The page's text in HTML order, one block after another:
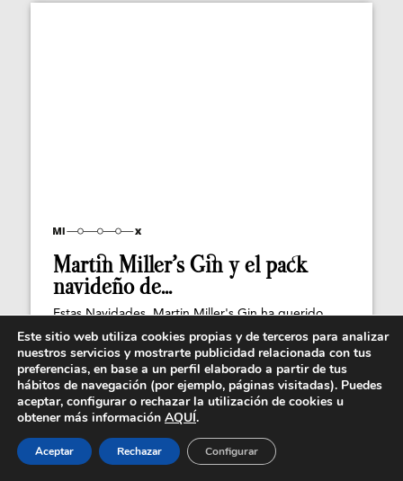
Martin Miller’s Gin y el pack
navideño de...
Estas Navidades, Martin Miller's Gin ha querido
Este sitio web utiliza cookies propias y de terceros para analizar
nuestros servicios y mostrarte publicidad relacionada con tus
preferencias, en base a un perfil elaborado a partir de tus
hábitos de navegación (por ejemplo, páginas visitadas). Puedes
aceptar, configurar o rechazar la utilización de cookies u
obtener más información AQUÍ.
Aceptar Rechazar Configurar